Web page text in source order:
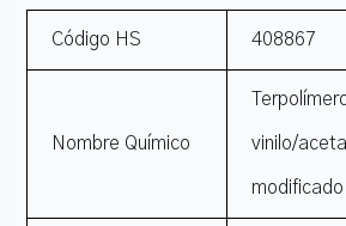
Código HS 408867
Nombre Químico vinilo/
modificado